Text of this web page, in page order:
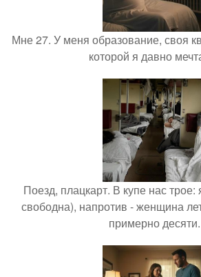
Мне 27. У меня образование, своя
которой я давно
Поезд, плацкарт. В купе нас трое:
свободна), напротив - женщина
примерно десяти.